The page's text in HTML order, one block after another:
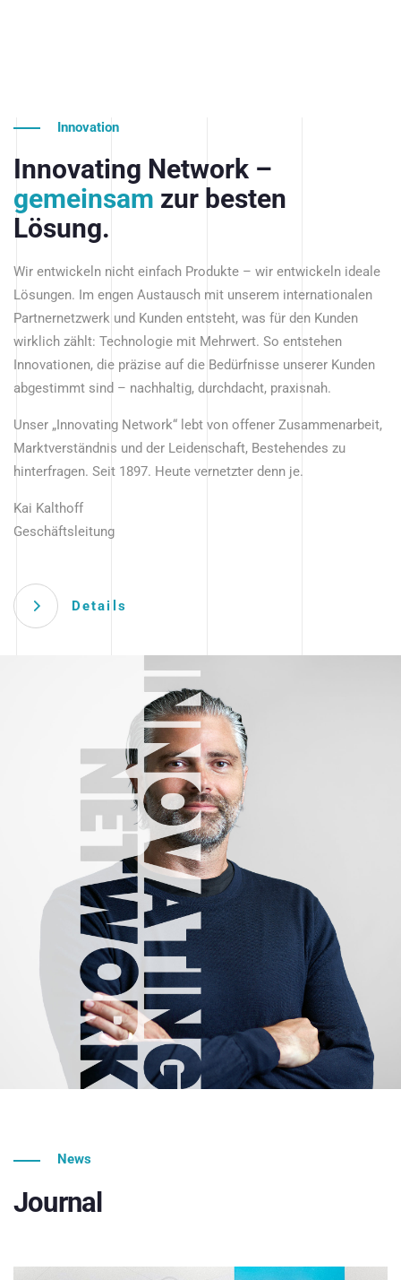
Innovation
Innovating Network –
gemeinsam zur besten
Lösung.
Wir entwickeln nicht einfach Produkte – wir entwickeln ideale
Lösungen. Im engen Austausch mit unserem internationalen
Partnernetzwerk und Kunden entsteht, was für den Kunden
wirklich zählt: Technologie mit Mehrwert. So entstehen
Innovationen, die präzise auf die Bedürfnisse unserer Kunden
abgestimmt sind – nachhaltig, durchdacht, praxisnah.
Unser „Innovating Network“ lebt von offener Zusammenarbeit,
Marktverständnis und der Leidenschaft, Bestehendes zu
hinterfragen. Seit 1897. Heute vernetzter denn je.
Kai Kalthoff
Geschäftsleitung
Details
News
Journal